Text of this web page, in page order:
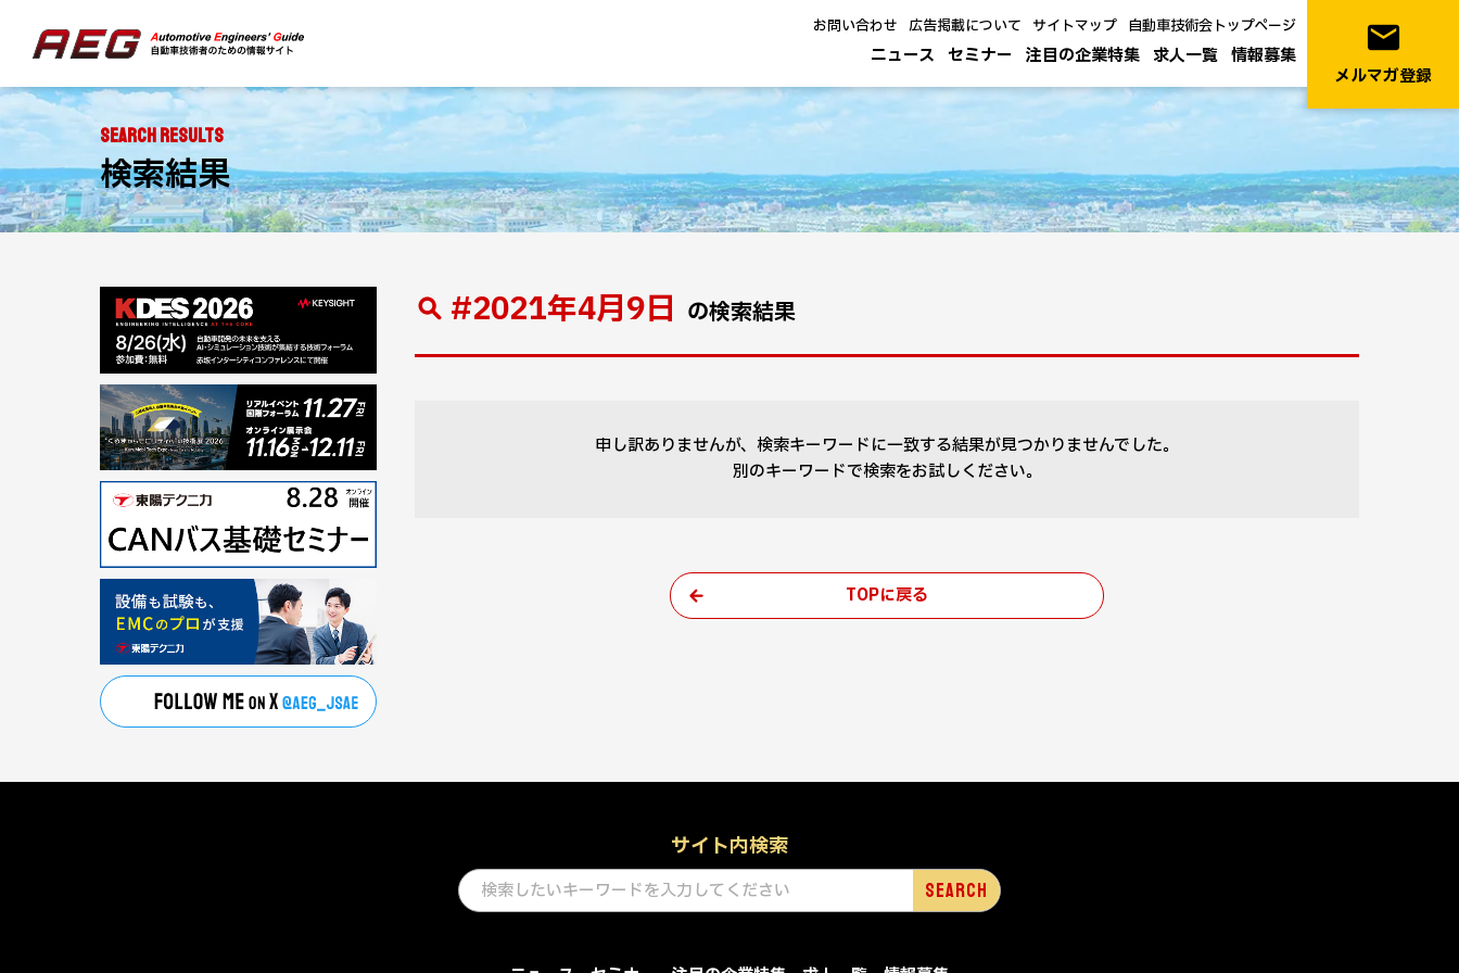
ニュース セミナー 注目の企業特集 求人一覧 情報募集
お問い合わせ 広告掲載について サイトマップ 自動車技術会トップページ email
メルマガ登録
SEARCH RESULTS
検索結果
#2021年4月9日 の検索結果
申し訳ありませんが、検索キーワードに一致する結果が見つかりませんでした。
別のキーワードで検索をお試しください。
TOPに戻る
サイト内検索